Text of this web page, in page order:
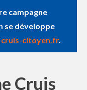
campagne
se développe
cruis-citoyen.fr.
Cruis